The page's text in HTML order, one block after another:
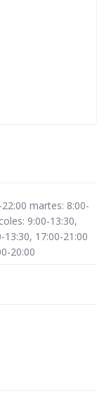
martes: 8:00-
9:00-13:30,
13:30, 17:00-21:00
20:00